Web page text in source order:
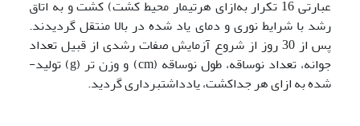
عبارتی 16 تکرار به‌ازای هرتیمار محیط کشت) کشت و به اتاق
رشد با شرایط نوری و دمای یاد شده در بالا منتقل گردیدند.
پس از 30 روز از شروع آزمایش صفات رشدی از قبیل تعداد
جوانه، تعداد نوساقه، طول نوساقه (cm) و وزن تر (g) تولید­
شده به ازای هر جداکشت، یادداشت­برداری گردید.